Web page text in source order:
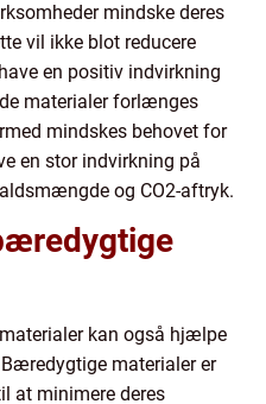
mindske deres
vil ikke blot reducere
en positiv indvirkning
materialer forlænges
mindskes behovet for
en stor indvirkning på
og CO2-aftryk.
kan også hjælpe
materialer er
at minimere deres